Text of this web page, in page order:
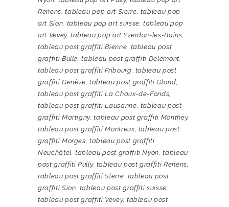
Renens,tableau pop art Sierre, tableau pop
art Sion, tableau pop art suisse,tableau pop
art Vevey,tableau pop art Yverdon-les-Bains,
tableau post graffiti Bienne, tableau post
graffiti Bulle,tableau post graffiti Delémont,
tableau post graffiti Fribourg, tableau post
graffiti Genève,tableau post graffiti Gland,
tableau post graffiti La Chaux-de-Fonds,
tableau post graffiti Lausanne, tableau post
graffiti Martigny,tableau post graffiti Monthey,
tableau post graffiti Montreux, tableau post
graffiti Morges,tableau post graffiti
Neuchâtel,tableau post graffiti Nyon,tableau
post graffiti Pully, tableau post graffiti Renens,
tableau post graffiti Sierre, tableau post
graffiti Sion, tableau post graffiti suisse,
tableau post graffiti Vevey, tableau post